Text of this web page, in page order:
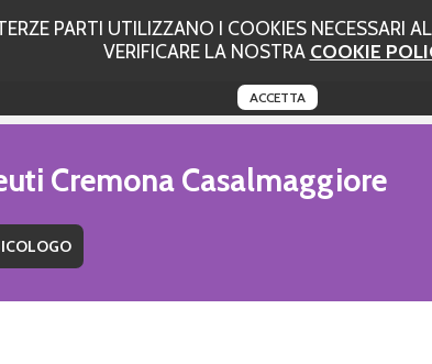
PARTI UTILIZZANO I COOKIES NECESSARI
VERIFICARE LA NOSTRA COOKIE
ACCETTA
Cremona Casalmaggiore